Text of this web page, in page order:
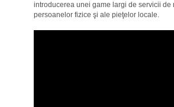
introducerea unei game largi de servicii
persoanelor fizice şi ale pieţelor locale.